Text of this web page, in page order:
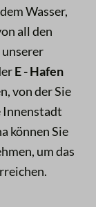
Wasser,
all den
E - Hafen
von der Sie
Innenstadt
können Sie
um das